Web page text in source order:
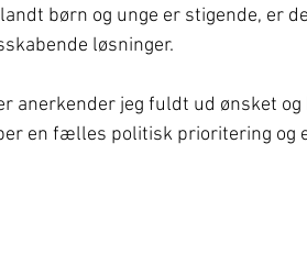
børn og unge er stigende, er
løsninger.
anerkender jeg fuldt ud ønsket
en fælles politisk prioritering og